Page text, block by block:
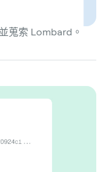
蒐索 Lombard。